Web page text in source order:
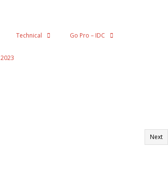
Technical Go Pro – IDC
2023
Next